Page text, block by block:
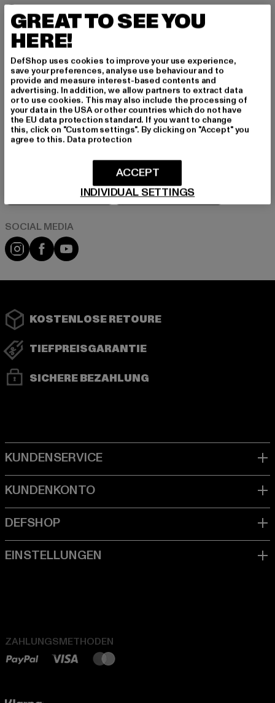
MÄNNER
FRAUEN
E-MAIL
ANMELDEN
Informationen dazu, wie DefShop mit Deinen Daten umgeht, findest Du
in unserer Datenschutzerklärung. Du kannst Dich jederzeit kostenfei
abmelden.Datenschutzerklärung lesen.
Instagram
FacebookYouTube
KOSTENLOSE RETOURE
TIEFPREISGARANTIE
SICHERE BEZAHLUNG
ZAHLUNGSMETHODEN
GREAT TO SEE YOU
HERE!
DefShop uses cookies to improve your use experience,
save your preferences, analyse use behaviour and to
provide and measure interest-based contents and
advertising. In addition, we allow partners to extract data
or to use cookies. This may also include the processing of
your data in the USA or other countries which do not have
the EU data protection standard. If you want to change
this, click on "Custom settings". By clicking on "Accept" you
agree to this. Data protection
INDIVIDUAL SETTINGS
ACCEPT